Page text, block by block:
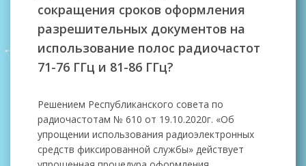
сокращения сроков оформления
разрешительных документов на
использование полос радиочастот
71-76 ГГц и 81-86 ГГц?
Решением Республиканского совета по
радиочастотам № 610 от 19.10.2020г. «Об
упрощении использования радиоэлектронных
средств фиксированной службы» действует